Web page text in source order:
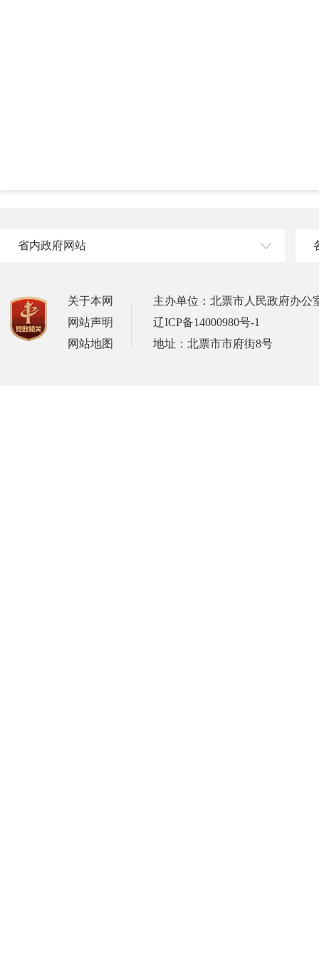
省内政府网站
关于本网
网站声明
网站地图
主办单位：北票市人民政府办公
辽ICP备14000980号-1
地址：北票市市府街8号